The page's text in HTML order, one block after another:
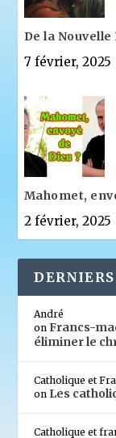
De la
7 février, 2025
Mahomet,
2 février, 2025
André
onFrancs-
éliminer le
Catholique et
on Les
Catholique et